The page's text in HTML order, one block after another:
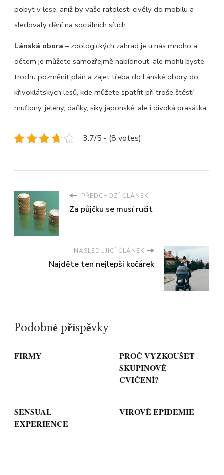
pobyt v lese, aniž by vaše ratolesti civěly do mobilu a
sledovaly dění na sociálních sítích.
Lánská obora – zoologických zahrad je u nás mnoho a
dětem je můžete samozřejmě nabídnout, ale mohli byste
trochu pozměnit plán a zajet třeba do Lánské obory do
křivoklátských lesů, kde můžete spatřit při troše štěstí
muflony, jeleny, daňky, siky japonské, ale i divoká prasátka.
3.7/5 - (8 votes)
PŘEDCHOZÍ ČLÁNEK
Za půjčku se musí ručit
NASLEDUJÍCÍ ČLÁNEK
Najděte ten nejlepší kočárek
Podobné příspěvky
FIRMY
PROČ VYZKOUŠET
SKUPINOVÉ
CVIČENÍ?
SENSUAL
EXPERIENCE
VIROVÉ EPIDEMIE